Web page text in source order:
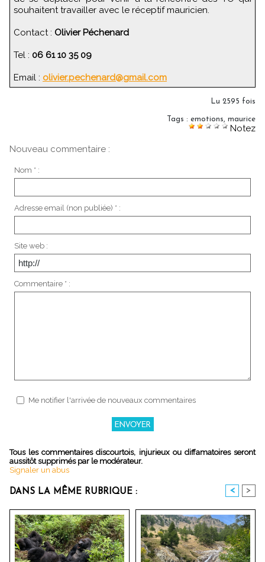
souhaitent travailler avec le réceptif mauricien.
Contact : Olivier Péchenard
Tel : 06 61 10 35 09
Email : olivier.pechenard@gmail.com
Lu 2595 fois
Tags : emotions, maurice
Notez
Nouveau commentaire :
Nom * :
Adresse email (non publiée) * :
Site web :
Commentaire * :
Me notifier l'arrivée de nouveaux commentaires
Tous les commentaires discourtois, injurieux ou diffamatoires seront
aussitôt supprimés par le modérateur.
Signaler un abus
DANS LA MÊME RUBRIQUE : < >